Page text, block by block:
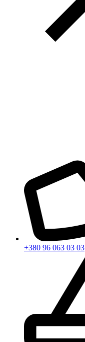
+380 96 063 03 03